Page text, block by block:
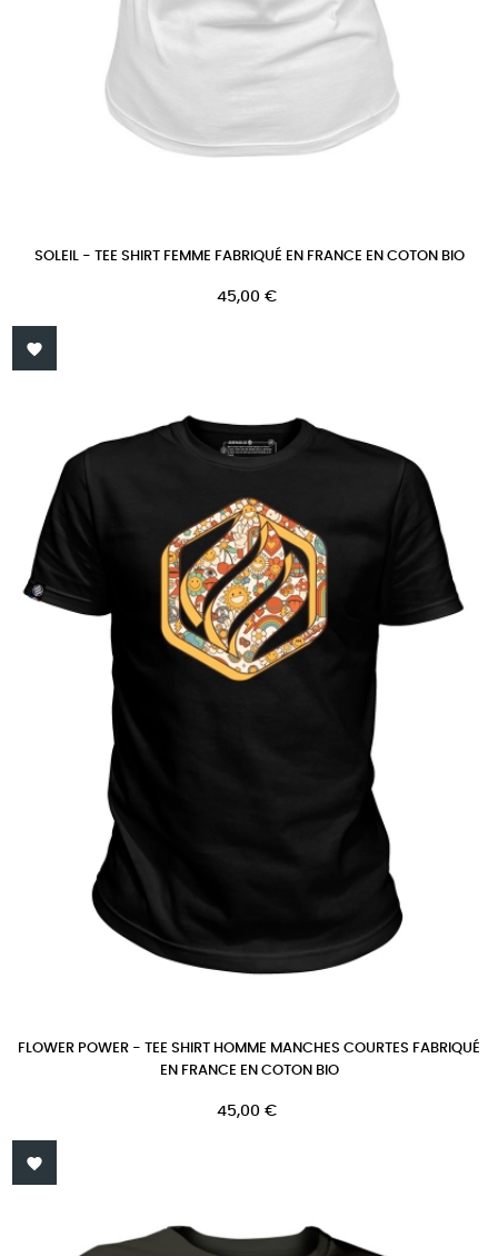
SOLEIL - TEE SHIRT FEMME FABRIQUÉ EN FRANCE EN COTON BIO
Prix
45,00 €

FLOWER POWER - TEE SHIRT HOMME MANCHES COURTES FABRIQUÉ
EN FRANCE EN COTON BIO
Prix
45,00 €
